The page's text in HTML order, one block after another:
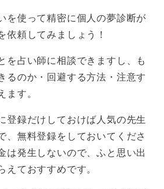
を使って精密に個人の夢診断が
依頼してみましょう！
を占い師に相談できますし、も
るのか・回避する方法・注意す
ます。
登録だけしておけば人気の先生
、無料登録をしておいてくださ
は発生しないので、ふと思い出
えておすすめです。